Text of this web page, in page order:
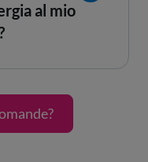
al mio